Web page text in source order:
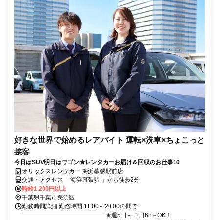
好きな世界で始めるレアバイト 運転×洗車×ちょこっと
接客
今日はSUV明日はワゴン★レンタカーお届け＆回収のお仕事10
オリックスレンタカー 海浜幕張駅前店
交通・アクセス 「海浜幕張駅 」から徒歩2分
時給1,200円以上
千葉県千葉市美浜区
勤務時間詳細 勤務時間 11:00～20:00の間で
━━━━━━━━━━━━━━ ★週5日～･1日6h～OK！